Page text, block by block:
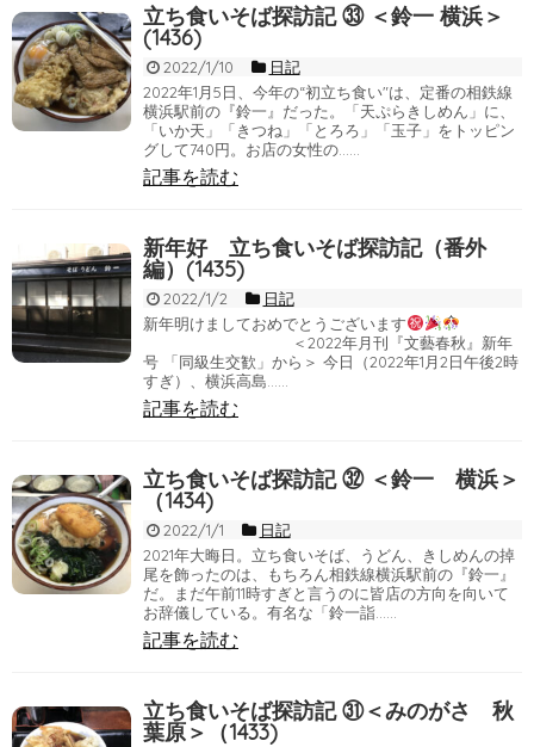
立ち食いそば探訪記 ㉝ ＜鈴一 横浜＞
(1436)
2022/1/10
日記
2022年1月5日、今年の“初立ち食い"は、定番の相鉄線
横浜駅前の『鈴一』だった。「天ぷらきしめん」に、
「いか天」「きつね」「とろろ」「玉子」をトッピン
グして740円。お店の女性の……
記事を読む
新年好 立ち食いそば探訪記（番外
編）(1435)
2022/1/2
日記
新年明けましておめでとうございます
＜2022年月刊『文藝春秋』新年
号 「同級生交歓」から＞ 今日（2022年1月2日午後2時
すぎ）、横浜高島……
記事を読む
立ち食いそば探訪記 ㉜ ＜鈴一 横浜＞
（1434)
2022/1/1
日記
2021年大晦日。立ち食いそば、うどん、きしめんの掉
尾を飾ったのは、もちろん相鉄線横浜駅前の『鈴一』
だ。まだ午前11時すぎと言うのに皆店の方向を向いて
お辞儀している。有名な「鈴一詣……
記事を読む
立ち食いそば探訪記 ㉛＜みのがさ 秋
葉原＞（1433)